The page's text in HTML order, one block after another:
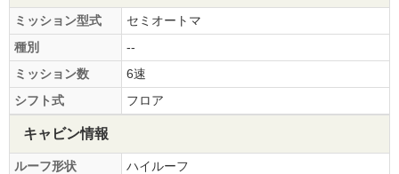
ミッション型式
セミオートマ
種別
--
ミッション数
6速
シフト式
フロア
キャビン情報
ルーフ形状
ハイルーフ